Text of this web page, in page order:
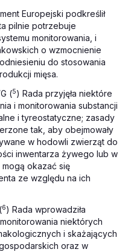
Europejski podkreślił
pilnie potrzebuje
monitorowania, i
o wzmocnienie
do stosowania
mięsa.
(5) Rada przyjęła niektóre
i monitorowania substancji
i tyreostatyczne; zasady
tak, aby obejmowały
w hodowli zwierząt do
inwentarza żywego lub w
okazać się
ze względu na ich
6) Rada wprowadziła
niektórych
i skażających
oraz w